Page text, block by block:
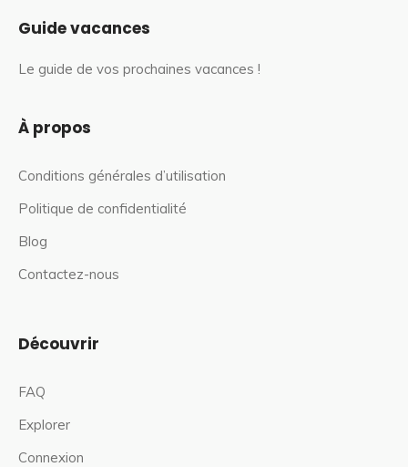
Guide vacances
Le guide de vos prochaines vacances !
À propos
Conditions générales d’utilisation
Politique de confidentialité
Blog
Contactez-nous
Découvrir
FAQ
Explorer
Connexion